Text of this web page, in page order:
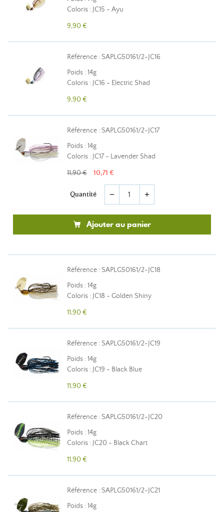
Coloris : JC15 - Ayu
9,90 €
Référence : SAPLG50161/2-JC16
Poids : 14g
Coloris : JC16 - Electric Shad
9,90 €
Référence : SAPLG50161/2-JC17
Poids : 14g
Coloris : JC17 - Lavender Shad
11,90 € 10,71 €
Quantité remove add
Ajouter au panier
Référence : SAPLG50161/2-JC18
Poids : 14g
Coloris : JC18 - Golden Shiny
11,90 €
Référence : SAPLG50161/2-JC19
Poids : 14g
Coloris : JC19 - Black Blue
11,90 €
Référence : SAPLG50161/2-JC20
Poids : 14g
Coloris : JC20 - Black Chart
11,90 €
Référence : SAPLG50161/2-JC21
Poids : 14g